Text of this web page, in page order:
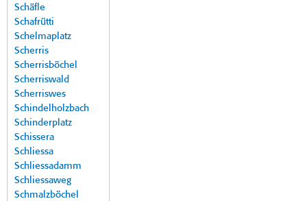
Schäfle
Schafrütti
Schelmaplatz
Scherris
Scherrisböchel
Scherriswald
Scherriswes
Schindelholzbach
Schinderplatz
Schissera
Schliessa
Schliessadamm
Schliessaweg
Schmalzböchel